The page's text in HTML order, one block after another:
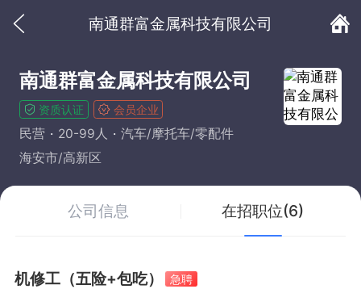
南通群富金属科技有限公司
南通群富金属科技有限公司
资质认证 会员企业
民营 20-99人
汽车/摩托车/零配件
海安市/高新区
公司信息 在招职位(6)
机修工（五险+包吃） 急聘